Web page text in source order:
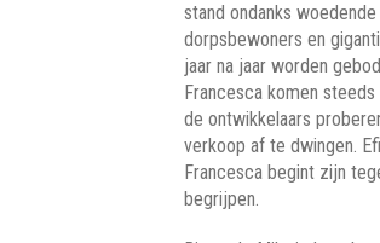
stand ondanks
dorpsbewoners en
jaar na jaar worden
Francesca komen
de ontwikkelaars
verkoop af te dwingen.
Francesca begint zijn
begrijpen.